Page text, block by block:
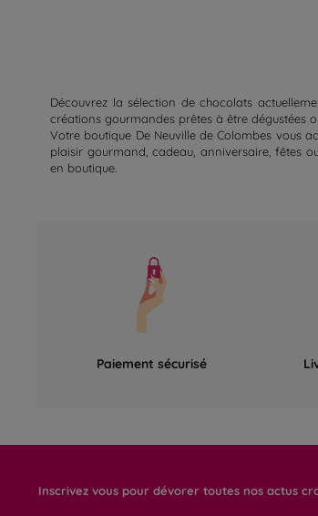
Découvrez la sélection de chocolats
créations gourmandes prêtes à être dégustées
Votre boutique De Neuville de Colombes vous
plaisir gourmand, cadeau, anniversaire, fêtes
en boutique.
Paiement sécurisé
Inscrivez vous pour dévorer toutes nos actus